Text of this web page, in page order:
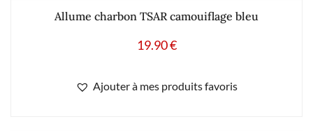
Allume charbon TSAR camouiflage bleu
19.90€
Ajouter à mes produits favoris